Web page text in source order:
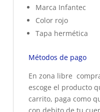
Marca Infantec
Color rojo
Tapa hermética
Métodos de pago
En zona libre
escoge el producto
carrito, paga como